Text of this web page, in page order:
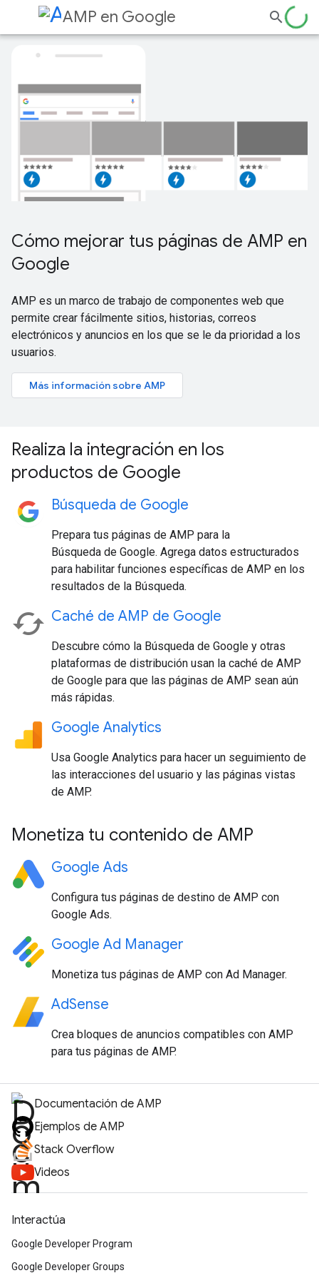
AMP en Google
Cómo mejorar tus páginas de AMP en
Google
AMP es un marco de trabajo de componentes web que
permite crear fácilmente sitios, historias, correos
electrónicos y anuncios en los que se le da prioridad a los
usuarios.
Más información sobre AMP
Realiza la integración en los
productos de Google
Búsqueda de Google
Prepara tus páginas de AMP para la
Búsqueda de Google. Agrega datos estructurados
para habilitar funciones específicas de AMP en los
resultados de la Búsqueda.
Caché de AMP de Google
Descubre cómo la Búsqueda de Google y otras
plataformas de distribución usan la caché de AMP
de Google para que las páginas de AMP sean aún
más rápidas.
Google Analytics
Usa Google Analytics para hacer un seguimiento de
las interacciones del usuario y las páginas vistas
de AMP.
Monetiza tu contenido de AMP
Google Ads
Configura tus páginas de destino de AMP con
Google Ads.
Google Ad Manager
Monetiza tus páginas de AMP con Ad Manager.
AdSense
Crea bloques de anuncios compatibles con AMP
para tus páginas de AMP.
Documentación de AMP
Ejemplos de AMP
Stack Overflow
Videos
Interactúa
Google Developer Program
Google Developer Groups